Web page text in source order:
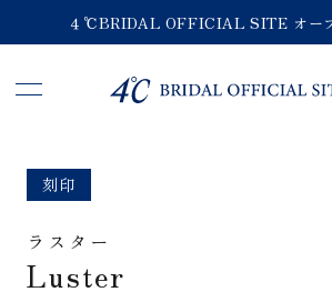
４℃BRIDAL OFFICIAL SITE オー
刻印
ラスター
Luster